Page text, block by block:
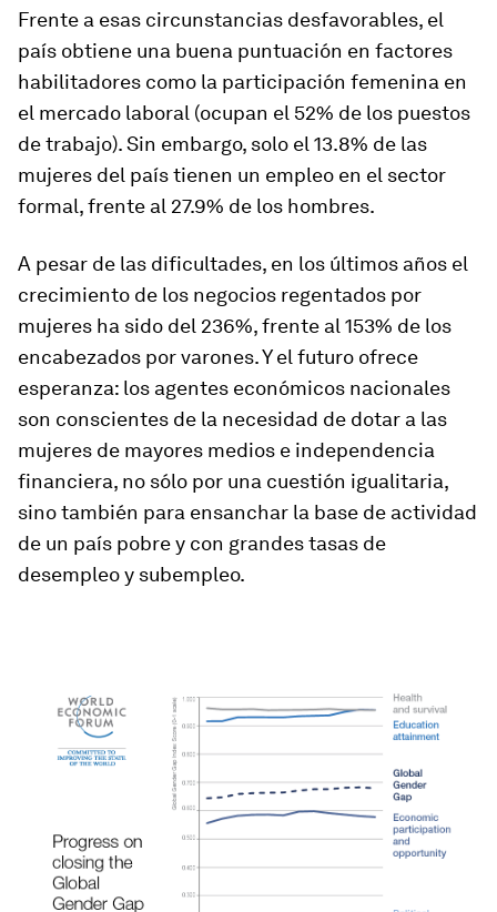
Frente a esas circunstancias desfavorables, el
país obtiene una buena puntuación en factores
habilitadores como la participación femenina en
el mercado laboral (ocupan el 52% de los puestos
de trabajo). Sin embargo, solo el 13.8% de las
mujeres del país tienen un empleo en el sector
formal, frente al 27.9% de los hombres.
A pesar de las dificultades, en los últimos años el
crecimiento de los negocios regentados por
mujeres ha sido del 236%, frente al 153% de los
encabezados por varones. Y el futuro ofrece
esperanza: los agentes económicos nacionales
son conscientes de la necesidad de dotar a las
mujeres de mayores medios e independencia
financiera, no sólo por una cuestión igualitaria,
sino también para ensanchar la base de actividad
de un país pobre y con grandes tasas de
desempleo y subempleo.